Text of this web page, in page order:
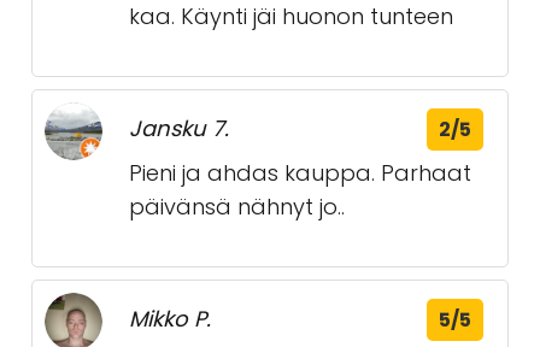
kaa. Käynti jäi huonon tunteen
Jansku 7. 2/5
Pieni ja ahdas kauppa. Parhaat
päivänsä nähnyt jo..
Mikko P. 5/5